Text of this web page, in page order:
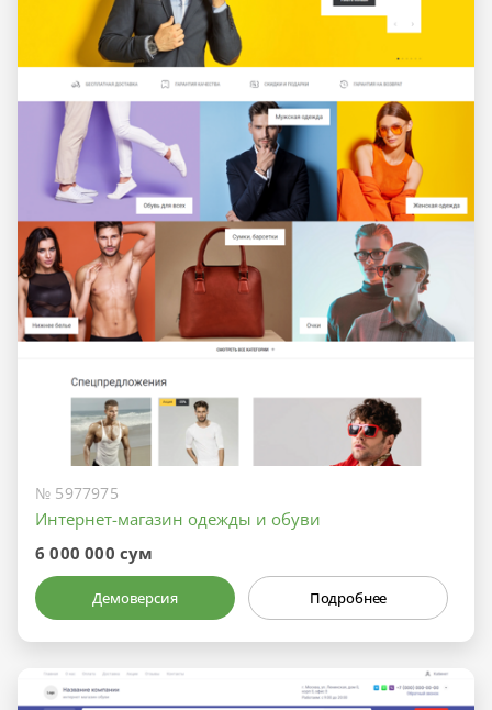
№ 5977975
Интернет-магазин одежды и обуви
6 000 000 сум
Демоверсия Подробнее